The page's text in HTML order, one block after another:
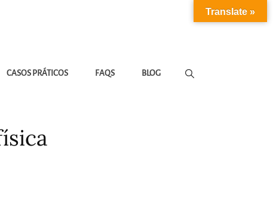
CASOS PRÁTICOS FAQS BLOG
Translate »